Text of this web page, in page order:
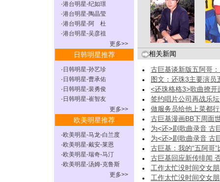
·港台明星-纪如璟
·港台明星-陶晶莹
·港台明星-阿 杜
·港台明星-吴彦祖
更多>>
日韩明星推荐
· 日韩明星-孙艺珍
· 日韩明星-曹承佑
· 日韩明星-裴勇俊
· 日韩明星-崔智友
更多>>
欧美明星推荐
·欧美明星-马龙-白兰度
·欧美明星-戴安-莱恩
·欧美明星-瑞奇-马汀
·欧美明星-汤姆-克鲁斯
更多>>
相关新闻
古巨基谈新版五阿哥
图文：还珠3主要演员
<还珠格格3>歌曲撩
签约唱片公司再战乐
做服务员给他上菜都
古巨基漫画BB下周面
为<还>剧歌曲录音 古
为<还>剧歌曲录音 古
古巨基：我的“五阿哥
古巨基回应新传绯闻
工作太忙没时间交女
工作太忙没时间交女